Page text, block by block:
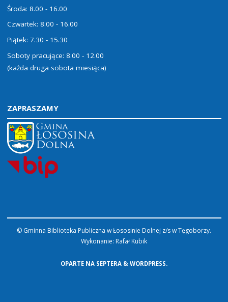
Środa: 8.00 - 16.00
Czwartek: 8.00 - 16.00
Piątek: 7.30 - 15.30
Soboty pracujące: 8.00 - 12.00
(każda druga sobota miesiąca)
ZAPRASZAMY
© Gminna Biblioteka Publiczna w Łososinie Dolnej z/s w Tęgoborzy.
Wykonanie: Rafał Kubik
OPARTE NA SEPTERA & WORDPRESS.